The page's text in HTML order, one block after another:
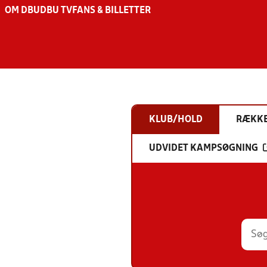
OM DBU DBU TV FANS & BILLETTER
KLUB/HOLD
UDVIDET KAMPSØGNING